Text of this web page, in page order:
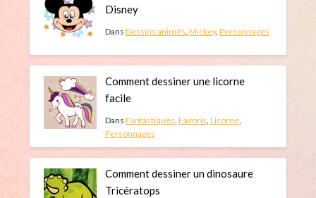
Disney
Dans Dessins animés, Mickey, Personnages
Comment dessiner une licorne
facile
Dans Fantastiques, Favoris, Licorne,
Personnages
Comment dessiner un dinosaure
Tricératops